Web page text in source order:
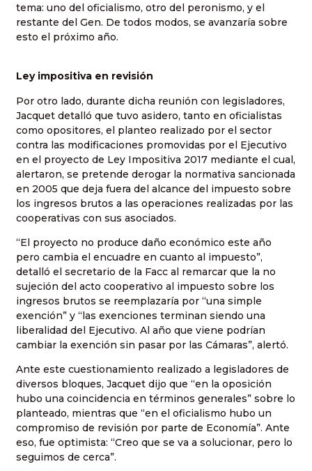
tema: uno del oficialismo, otro del peronismo, y el
restante del Gen. De todos modos, se avanzaría sobre
esto el próximo año.
Ley impositiva en revisión
Por otro lado, durante dicha reunión con legisladores,
Jacquet detalló que tuvo asidero, tanto en oficialistas
como opositores, el planteo realizado por el sector
contra las modificaciones promovidas por el Ejecutivo
en el proyecto de Ley Impositiva 2017 mediante el cual,
alertaron, se pretende derogar la normativa sancionada
en 2005 que deja fuera del alcance del impuesto sobre
los ingresos brutos a las operaciones realizadas por las
cooperativas con sus asociados.
“El proyecto no produce daño económico este año
pero cambia el encuadre en cuanto al impuesto”,
detalló el secretario de la Facc al remarcar que la no
sujeción del acto cooperativo al impuesto sobre los
ingresos brutos se reemplazaría por “una simple
exención” y “las exenciones terminan siendo una
liberalidad del Ejecutivo. Al año que viene podrían
cambiar la exención sin pasar por las Cámaras”, alertó.
Ante este cuestionamiento realizado a legisladores de
diversos bloques, Jacquet dijo que “en la oposición
hubo una coincidencia en términos generales” sobre lo
planteado, mientras que “en el oficialismo hubo un
compromiso de revisión por parte de Economía”. Ante
eso, fue optimista: “Creo que se va a solucionar, pero lo
seguimos de cerca”.